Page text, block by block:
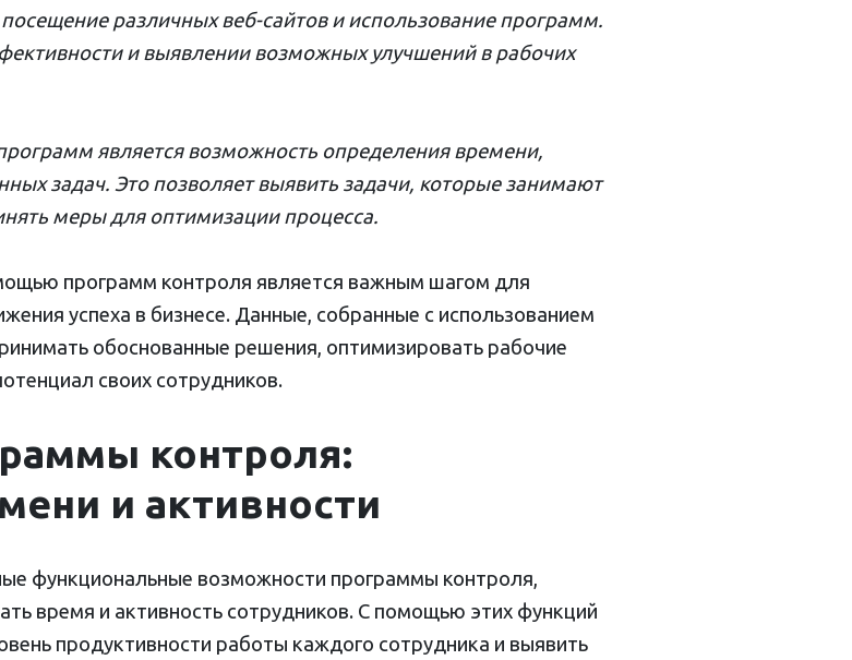
различных веб-сайтов и использование программ.
и выявлении возможных улучшений в рабочих
является возможность определения времени,
задач. Это позволяет выявить задачи, которые занимают
меры для оптимизации процесса.
программ контроля является важным шагом для
успеха в бизнесе. Данные, собранные с использованием
обоснованные решения, оптимизировать рабочие
своих сотрудников.
контроля:
и активности
функциональные возможности программы контроля,
время и активность сотрудников. С помощью этих функций
продуктивности работы каждого сотрудника и выявить